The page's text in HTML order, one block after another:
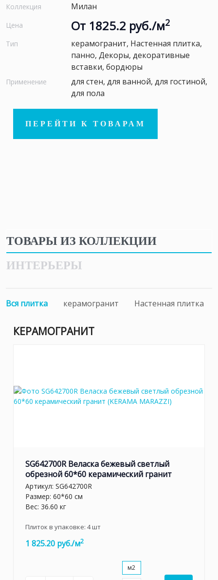
Коллекция Милан
Цена От 1825.2 руб./м2
Тип
керамогранит, Настенная плитка,
панно, Декоры, декоративные
вставки, бордюры
Применение
для стен, для ванной, для гостиной,
для пола
ПЕРЕЙТИ К ТОВАРАМ
ТОВАРЫ ИЗ КОЛЛЕКЦИИ
ИНТЕРЬЕРЫ
Вся плитка керамогранит Настенная плитка
КЕРАМОГРАНИТ
SG642700R Веласка бежевый светлый
обрезной 60*60 керамический гранит
Артикул: SG642700R
Размер: 60*60 см
Вес: 36.60 кг
Плиток в упаковке: 4шт
1 825.20 руб./м2
м2